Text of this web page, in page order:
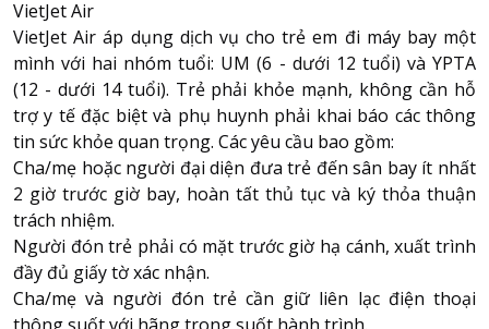
VietJet Air
VietJet Air áp dụng dịch vụ cho trẻ em đi máy bay một
mình với hai nhóm tuổi: UM (6 - dưới 12 tuổi) và YPTA
(12 - dưới 14 tuổi). Trẻ phải khỏe mạnh, không cần hỗ
trợ y tế đặc biệt và phụ huynh phải khai báo các thông
tin sức khỏe quan trọng. Các yêu cầu bao gồm:
Cha/mẹ hoặc người đại diện đưa trẻ đến sân bay ít nhất
2 giờ trước giờ bay, hoàn tất thủ tục và ký thỏa thuận
trách nhiệm.
Người đón trẻ phải có mặt trước giờ hạ cánh, xuất trình
đầy đủ giấy tờ xác nhận.
Cha/mẹ và người đón trẻ cần giữ liên lạc điện thoại